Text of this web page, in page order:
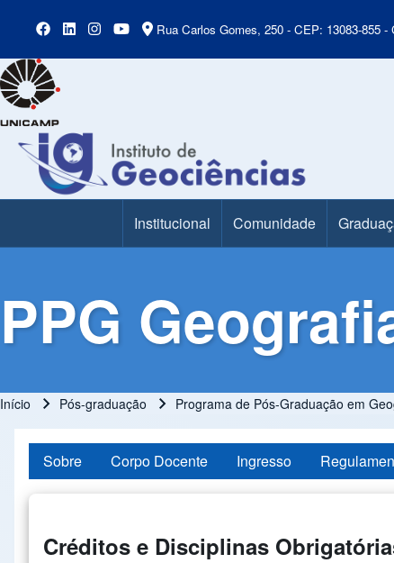
Rua Carlos Gomes, 250 - CEP: 13083-855 -
Main MenuInstitucional Comunidade
PPG
Trilha de navegação
Início Pós-graduação Programa de Pós-Graduação em
Sobre Corpo Docente Ingresso
Créditos e Disciplinas